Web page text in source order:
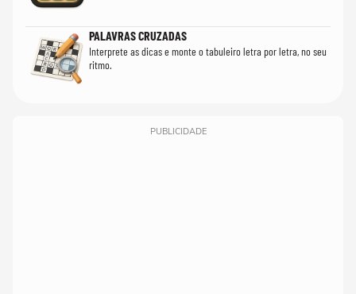
PALAVRAS CRUZADAS
Interprete as dicas e monte o tabuleiro letra por letra, no seu
ritmo.
PUBLICIDADE